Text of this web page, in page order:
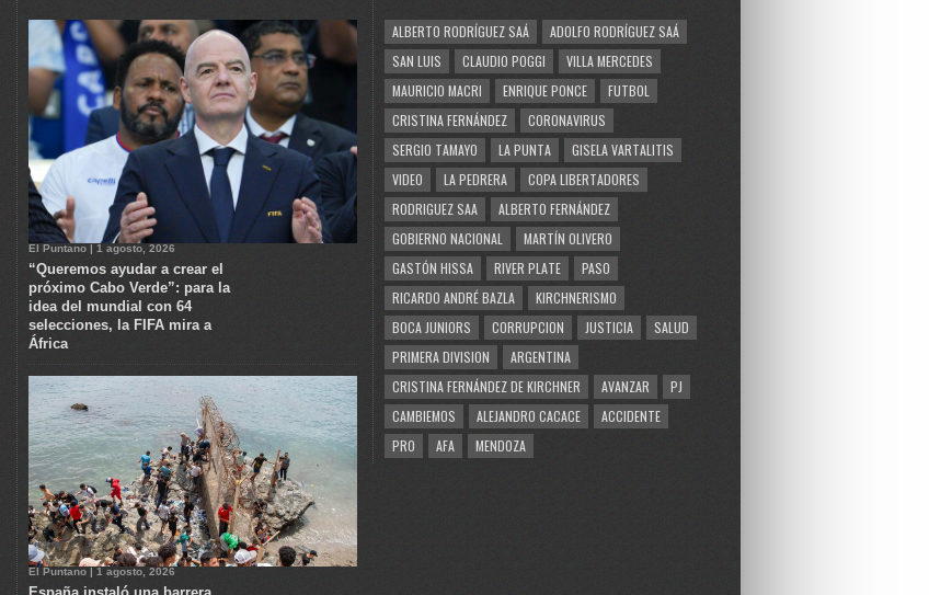
El Puntano | 1 agosto, 2026
“Queremos ayudar a crear el
próximo Cabo Verde”: para la
idea del mundial con 64
selecciones, la FIFA mira a
África
El Puntano | 1 agosto, 2026
ALBERTO RODRÍGUEZ SAÁ
ADOLFO RODRÍGUEZ SAÁ
SAN LUIS
CLAUDIO POGGI
VILLA MERCEDES
MAURICIO MACRI
ENRIQUE PONCE
FUTBOL
CRISTINA FERNÁNDEZ
CORONAVIRUS
SERGIO TAMAYO
LA PUNTA
GISELA VARTALITIS
VIDEO
LA PEDRERA
COPA LIBERTADORES
RODRIGUEZ SAA
ALBERTO FERNÁNDEZ
GOBIERNO NACIONAL
MARTÍN OLIVERO
GASTÓN HISSA
RIVER PLATE
PASO
RICARDO ANDRÉ BAZLA
KIRCHNERISMO
BOCA JUNIORS
CORRUPCION JUSTICIA
SALUD
PRIMERA DIVISION
ARGENTINA
CRISTINA FERNÁNDEZ DE KIRCHNER
AVANZAR
PJ
CAMBIEMOS
ALEJANDRO CACACE
ACCIDENTE
PRO
AFA MENDOZA